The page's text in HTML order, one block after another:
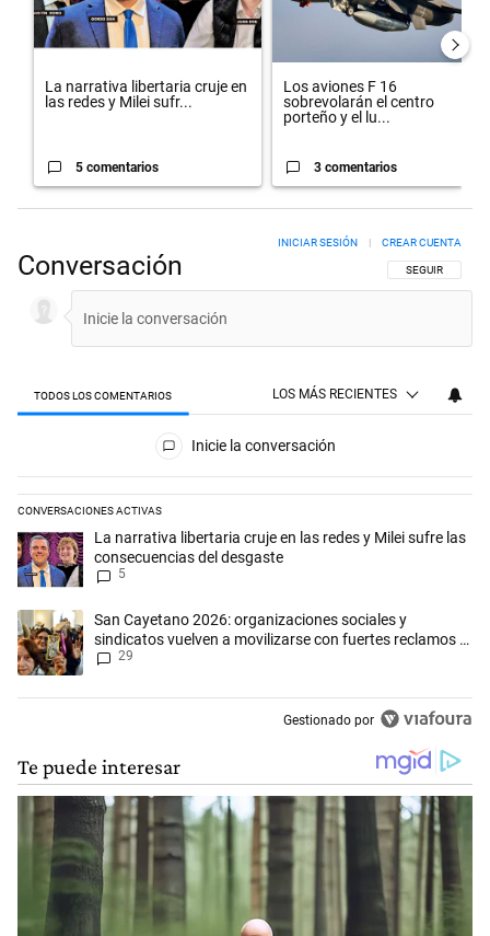
La narrativa libertaria cruje en
las redes y Milei sufr...
5 comentarios
Los aviones F 16
sobrevolarán el centro
porteño y el lu...
3 comentarios
Conversación SIGA ESTA
SEGUIR
INICIAR SESIÓN CREAR CUENTA
TODOS LOS COMENTARIOS LOS MÁS RECIENTES
Todos los comentarios
Inicie la conversación
CONVERSACIONES ACTIVAS
Un artículo de tendencia con el título "La narrativa libertaria cruje en
La narrativa libertaria cruje en las redes y Milei sufre las
consecuencias del desgaste
5
Un artículo de tendencia con el título "San Cayetano 2026:
San Cayetano 2026: organizaciones sociales y
sindicatos vuelven a movilizarse con fuertes reclamos al
Gobierno
29
Gestionado por